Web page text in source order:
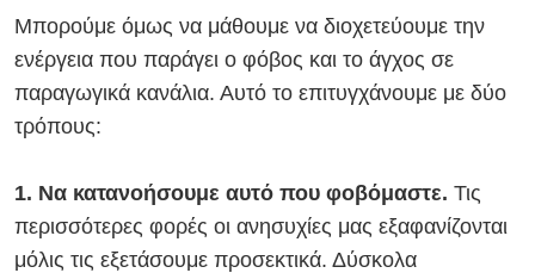
Μπορούμε όμως να μάθουμε να διοχετεύουμε την
ενέργεια που παράγει ο φόβος και το άγχος σε
παραγωγικά κανάλια. Αυτό το επιτυγχάνουμε με δύο
τρόπους:
1. Να κατανοήσουμε αυτό που φοβόμαστε. Τις
περισσότερες φορές οι ανησυχίες μας εξαφανίζονται
μόλις τις εξετάσουμε προσεκτικά. Δύσκολα